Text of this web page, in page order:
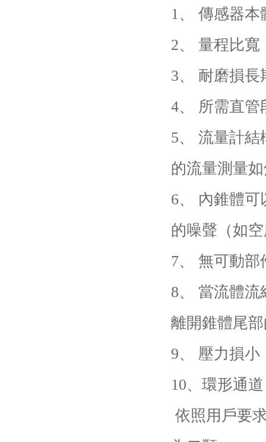
1、 傳感器
2、 量程比
3、 耐磨損
4、 所需直管
5、 流量計
的流量測量
6、 內錐體
的噪聲（如
7、 無可動
8、 當流體
離開錐體尾
9、 壓力損
10、環形通
依照用戶要